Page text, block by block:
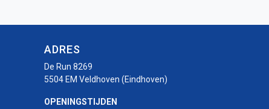
ADRES
De Run 8269
5504 EM Veldhoven (Eindhoven)
OPENINGSTIJDEN